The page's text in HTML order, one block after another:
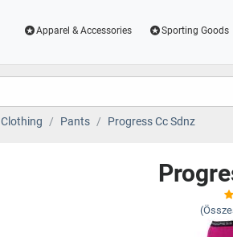
Apparel & Accessories Sporting Goods
Clothing Pants Progress Cc Sdnz